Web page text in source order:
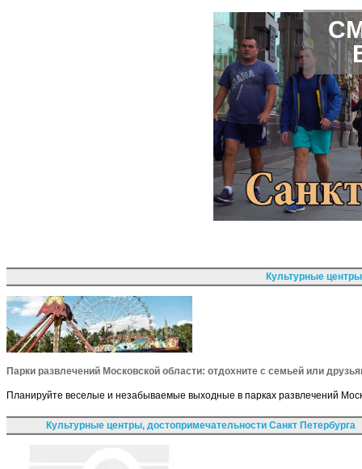
Культурные
Парки развлечений Московской области: отдохните с семьей или
Планируйте веселые и незабываемые выходные в парках развлечений
Культурные центры, достопримечательности Санкт Петербурга